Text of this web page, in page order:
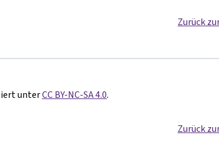
Zurück
unterCC BY-NC-SA 4.0.
Zurück